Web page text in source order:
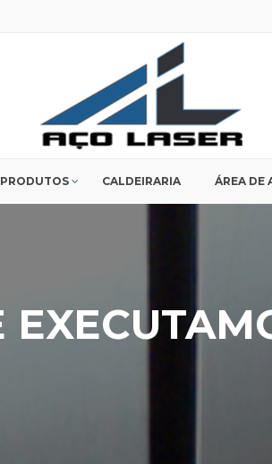
PRODUTOS CALDEIRARIA ÁREA DE